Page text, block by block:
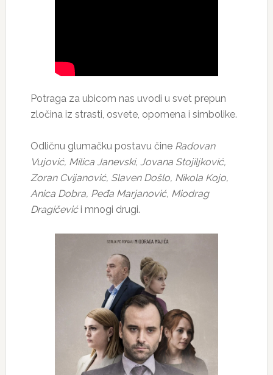
Potraga za ubicom nas uvodi u svet prepun
zločina iz strasti, osvete, opomena i simbolike.
Odličnu glumačku postavu čine Radovan
Vujović, Milica Janevski, Jovana Stojiljković,
Zoran Cvijanović, Slaven Došlo, Nikola Kojo,
Anica Dobra, Peđa Marjanović, Miodrag
Dragičevići mnogi drugi.